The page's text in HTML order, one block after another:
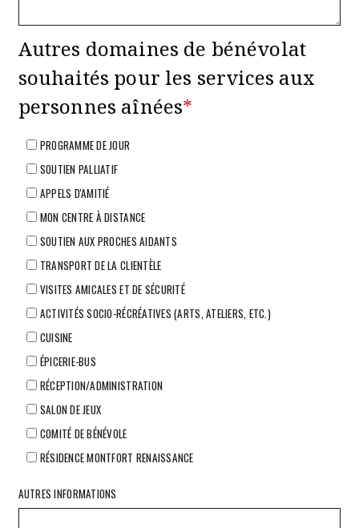
Autres domaines de bénévolat
souhaités pour les services aux
personnes aînées*
PROGRAMME DE JOUR
SOUTIEN PALLIATIF
APPELS D'AMITIÉ
MON CENTRE À DISTANCE
SOUTIEN AUX PROCHES AIDANTS
TRANSPORT DE LA CLIENTÈLE
VISITES AMICALES ET DE SÉCURITÉ
ACTIVITÉS SOCIO-RÉCRÉATIVES (ARTS, ATELIERS, ETC.)
CUISINE
ÉPICERIE-BUS
RÉCEPTION/ADMINISTRATION
SALON DE JEUX
COMITÉ DE BÉNÉVOLE
RÉSIDENCE MONTFORT RENAISSANCE
AUTRES INFORMATIONS